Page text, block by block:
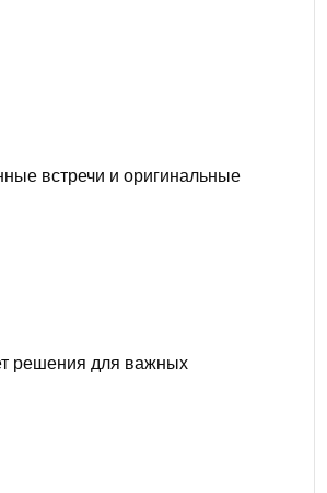
встречи и оригинальные
решения для важных